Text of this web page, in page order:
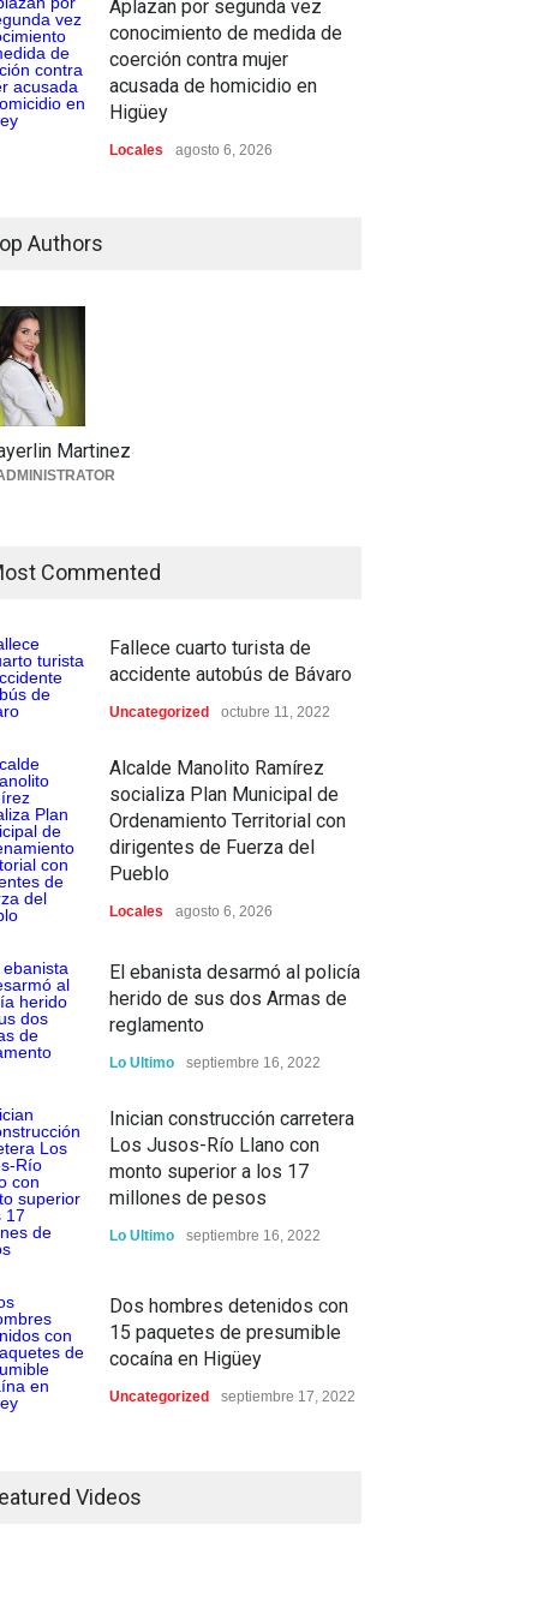
Aplazan por segunda vez
conocimiento de medida de
coerción contra mujer
acusada de homicidio en
Higüey
Locales agosto 6, 2026
Authors
Martinez
Commented
Fallece cuarto turista de
accidente autobús de Bávaro
Uncategorized octubre 11, 2022
Alcalde Manolito Ramírez
socializa Plan Municipal de
Ordenamiento Territorial con
dirigentes de Fuerza del
Pueblo
Locales agosto 6, 2026
El ebanista desarmó al policía
herido de sus dos Armas de
reglamento
Lo Ultimo septiembre 16, 2022
Inician construcción carretera
Los Jusos-Río Llano con
monto superior a los 17
millones de pesos
Lo Ultimo septiembre 16, 2022
Dos hombres detenidos con
15 paquetes de presumible
cocaína en Higüey
Uncategorized septiembre 17, 2022
Videos